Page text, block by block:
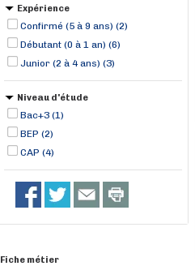
Expérience
Confirmé (5 à 9 ans) (2)
Débutant (0 à 1 an) (6)
Junior (2 à 4 ans) (3)
Niveau d'étude
Bac+3 (1)
BEP (2)
CAP (4)
Fiche métier